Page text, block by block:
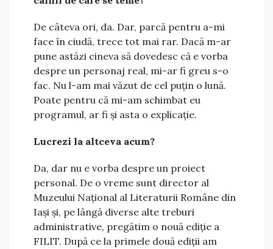
De câteva ori, da. Dar, parcă pentru a-mi
face în ciudă, trece tot mai rar. Dacă m-ar
pune astăzi cineva să dovedesc că e vorba
despre un personaj real, mi-ar fi greu s-o
fac. Nu l-am mai văzut de cel puțin o lună.
Poate pentru că mi-am schimbat eu
programul, ar fi și asta o explicație.
Lucrezi la altceva acum?
Da, dar nu e vorba despre un proiect
personal. De o vreme sunt director al
Muzeului Național al Literaturii Române din
Iași și, pe lângă diverse alte treburi
administrative, pregătim o nouă ediție a
FILIT. După ce la primele două ediții am